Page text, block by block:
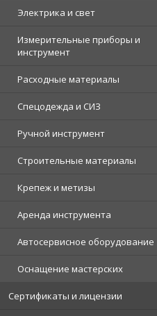
Электрика и свет
Измерительные приборы и
инструмент
Расходные материалы
Спецодежда и СИЗ
Ручной инструмент
Строительные материалы
Крепеж и метизы
Аренда инструмента
Автосервисное оборудование
Оснащение мастерских
Сертификаты и лицензии